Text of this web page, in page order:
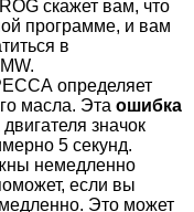
скажет вам, что
программе, и вам
в
определяет
масла. Эта ошибка
значок
5 секунд.
немедленно
если вы
Это может